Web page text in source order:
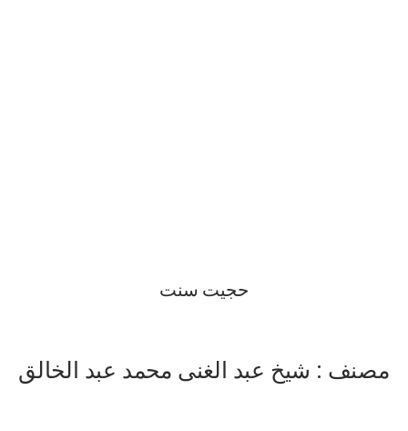
حجیت سنت
مصنف : شیخ عبد الغنی محمد عبد الخالق